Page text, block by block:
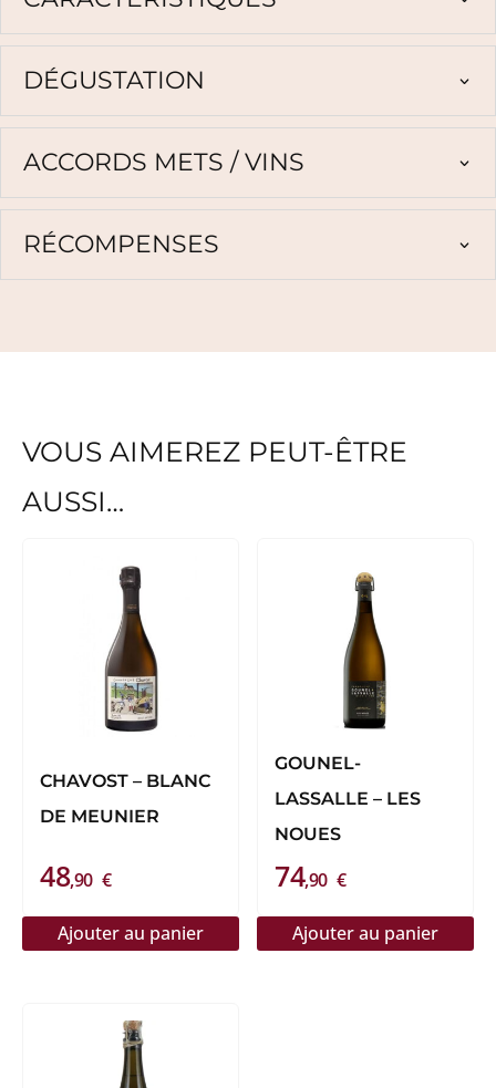
DÉGUSTATION
ACCORDS METS / VINS
RÉCOMPENSES
VOUS AIMEREZ PEUT-ÊTRE
AUSSI…
CHAVOST – BLANC
DE MEUNIER
48,90 €
Ajouter au panier
GOUNEL-
LASSALLE – LES
NOUES
74,90 €
Ajouter au panier